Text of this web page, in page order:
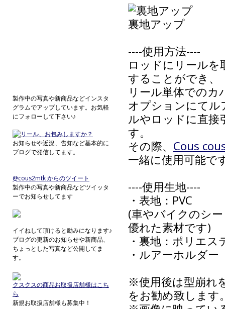
裏地アップ
----使用方法----
ロッドにリール
することができ、
リール単体でのカ
オプションにてル
ルやロッドに直接
す。
その際、 Cous
一緒に使用可能で
----使用生地----
・表地：PVC
(車やバイクのシ
優れた素材です)
・裏地：ポリエ
・ルアーホルダ
※使用後は型崩れ
をお勧め致します
製作中の写真や新商品などインスタ
グラムでアップしています。お気軽
にフォローして下さい♪
お知らせや近況、告知など基本的に
ブログで発信してます。
@cous2mtk からのツイート
製作中の写真や新商品などツイッタ
ーでお知らせしてます
イイねして頂けると励みになります♪
ブログの更新のお知らせや新商品、
ちょっとした写真など公開してま
す。
クスクスの商品お取扱店舗様はこち
ら
新規お取扱店舗様も募集中！